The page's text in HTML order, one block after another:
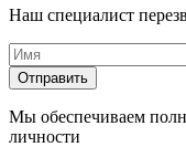
Наш специалист
Отправить
Мы обеспечиваем
личности